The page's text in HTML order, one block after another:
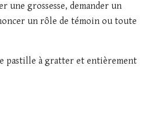
une grossesse, demander un
un rôle de témoin ou toute
pastille à gratter et entièrement